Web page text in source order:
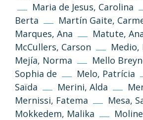
Maria de Jesus, Carolina
Berta
Martín Gaite,
Marques, Ana
Matute,
McCullers, Carson
Medio,
Mejía, Norma
Mello
Sophia de
Melo, Patrícia
Saïda
Merini, Alda
Mernissi, Fatema
Mesa,
Mokkedem, Malika
Informació i